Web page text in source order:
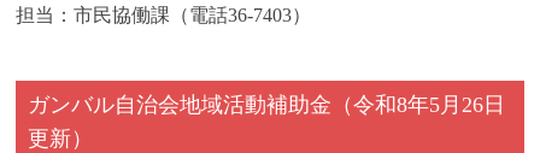
担当：市民協働課（電話36-7403）
ガンバル自治会地域活動補助金 （令和8年5月26日
更新）